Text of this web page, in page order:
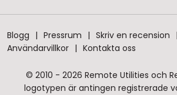
Blogg Pressrum
Skriv en recension
Användarvillkor
Kontakta oss
© 2010 - 2026 Remote Utilities och
logotypen är antingen registrerade